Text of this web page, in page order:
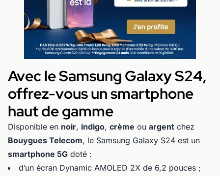
Avec le Samsung Galaxy S24,
offrez-vous un smartphone
haut de gamme
Disponible en noir, indigo, crème ou argent chez
Bouygues Telecom, le Samsung Galaxy S24 est un
smartphone 5G doté :
d’un écran Dynamic AMOLED 2X de 6,2 pouces ;